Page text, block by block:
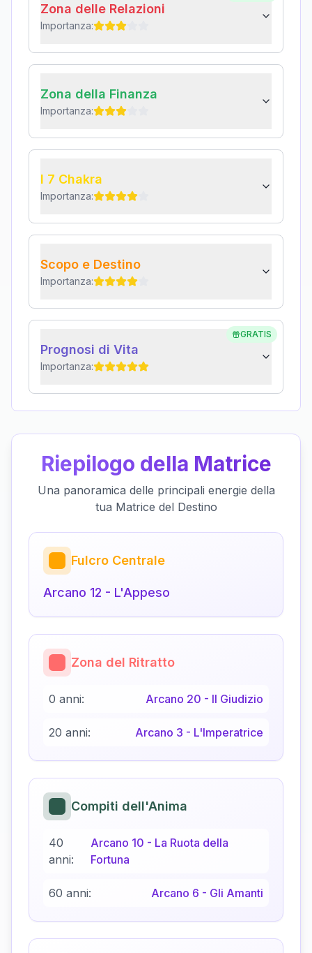
Zona delle Relazioni
Importanza:
Zona della Finanza
Importanza:
I 7 Chakra
Importanza:
Scopo e Destino
Importanza:
GRATIS
Prognosi di Vita
Importanza:
Riepilogo della Matrice
Una panoramica delle principali energie della
tua Matrice del Destino
Fulcro Centrale
Arcano 12 - L'Appeso
Zona del Ritratto
0 anni: Arcano 20 - Il Giudizio
20 anni: Arcano 3 - L'Imperatrice
Compiti dell'Anima
40
anni:
Arcano 10 - La Ruota della
Fortuna
60 anni: Arcano 6 - Gli Amanti